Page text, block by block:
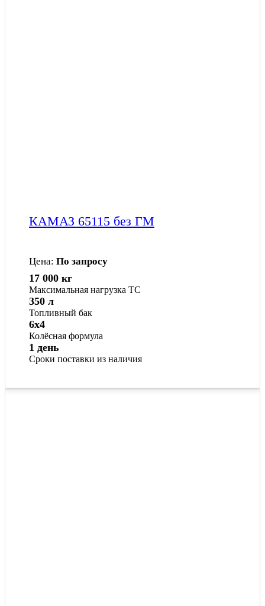
КАМАЗ 65115 без ГМ
Цена: По запросу
Максимальная нагрузка ТС
17 000 кг
Топливный бак
350 л
Колёсная формула
6x4
Сроки поставки из наличия
1 день